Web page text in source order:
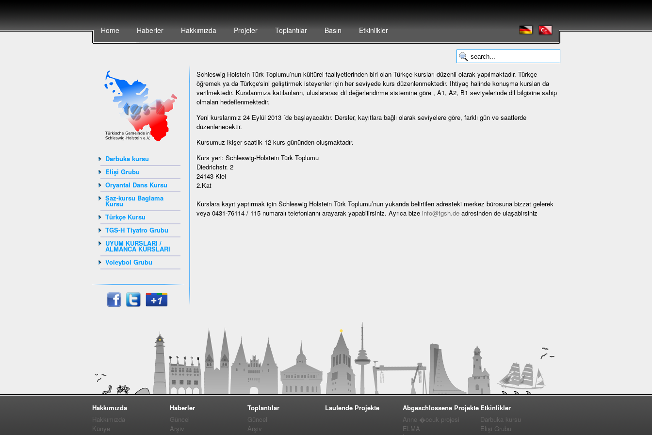
Home Haberler Hakkımızda Projeler Toplantılar Basın Etkinlikler
Darbuka kursu
Elişi Grubu
Oryantal Dans Kursu
Saz-kursu Baglama
Kursu
Türkçe Kursu
TGS-H Tiyatro Grubu
UYUM KURSLARI /
ALMANCA KURSLARI
Voleybol Grubu
Schleswig Holstein Türk Toplumu’nun kültürel faaliyetlerinden biri olan Türkçe kursları düzenli olarak yapılmaktadır. Türkçe
öğremek ya da Türkçe'sini geliştirmek isteyenler için her seviyede kurs düzenlenmektedir. Ihtiyaç halinde konuşma kursları da
verilmektedir. Kurslarımıza katılanların, uluslararası dil değerlendirme sistemine göre , A1, A2, B1 seviyelerinde dil bilgisine sahip
olmaları hedeflenmektedir.
Yeni kurslarımız 24 Eylül 2013 ´de başlayacaktır. Dersler, kayıtlara bağlı olarak seviyelere göre, farklı gün ve saatlerde
düzenlenecektir.
Kursumuz ikişer saatlik 12 kurs gününden oluşmaktadır.
Kurs yeri: Schleswig-Holstein Türk Toplumu
Diedrichstr. 2
24143 Kiel
2.Kat
Kurslara kayıt yaptırmak için Schleswig Holstein Türk Toplumu’nun yukarıda belirtilen adresteki merkez bürosuna bizzat gelerek
veya 0431-76114 / 115 numaralı telefonlarını arayarak yapabilirsiniz. Ayrıca bize info@tgsh.deadresinden de ulaşabirsiniz
Hakkımızda
Hakkımızda
Künye
Haberler
Güncel
Arşiv
Toplantılar
Güncel
Arşiv
Laufende Projekte
Abgeschlossene Projekte
Anne �ocuk projesi
ELMA
Etkinlikler
Darbuka kursu
Elişi Grubu